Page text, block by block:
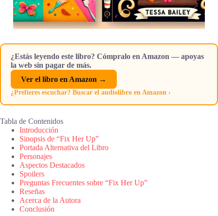
¿Estás leyendo este libro? Cómpralo en Amazon — apoyas
la web sin pagar de más.
Ver el libro en Amazon →
¿Prefieres escuchar? Buscar el audiolibro en Amazon ›
Tabla de Contenidos
Introducción
Sinopsis de “Fix Her Up”
Portada Alternativa del Libro
Personajes
Aspectos Destacados
Spoilers
Preguntas Frecuentes sobre “Fix Her Up”
Reseñas
Acerca de la Autora
Conclusión